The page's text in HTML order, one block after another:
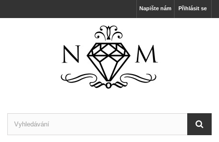
Přihlásit se
Napište nám